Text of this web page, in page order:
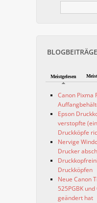
BLOGBEITRÄGE
Meistgelesen
Canon Pixma
Epson
verstopfte
Druckköpfe
Nervige
Drucker
Druckköpfen
Neue Canon
525PGBK
geändert hat